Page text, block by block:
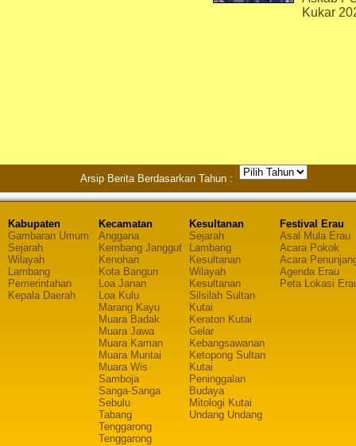
Kukar
Arsip Berita Berdasarkan Tahun :
Kabupaten
Gambaran Umum
Sejarah
Wilayah
Lambang
Pemerintahan
Kepala Daerah
Kecamatan
Anggana
Kembang Janggut
Kenohan
Kota Bangun
Loa Janan
Loa Kulu
Marang Kayu
Muara Badak
Muara Jawa
Muara Kaman
Muara Muntai
Muara Wis
Samboja
Sanga-Sanga
Sebulu
Tabang
Tenggarong
Tenggarong
Kesultanan
Sejarah
Lambang
Kesultanan
Wilayah
Kesultanan
Silsilah Sultan
Kutai
Keraton Kutai
Gelar
Kebangsawanan
Ketopong Sultan
Kutai
Peninggalan
Budaya
Mitologi Kutai
Undang Undang
Festival Erau
Asal Mula Erau
Acara Pokok
Acara
Agenda Erau
Peta Lokasi